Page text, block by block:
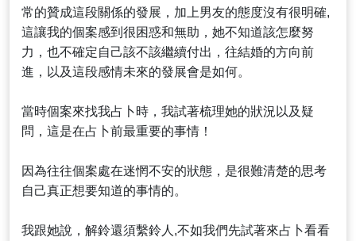
常的贊成這段關係的發展，加上男友的態度沒有很明確,
這讓我的個案感到很困惑和無助，她不知道該怎麼努
力，也不確定自己該不該繼續付出，往結婚的方向前
進，以及這段感情未來的發展會是如何。
當時個案來找我占卜時，我試著梳理她的狀況以及疑
問，這是在占卜前最重要的事情！
因為往往個案處在迷惘不安的狀態，是很難清楚的思考
自己真正想要知道的事情的。
我跟她說，解鈴還須繫鈴人,不如我們先試著來占卜看看